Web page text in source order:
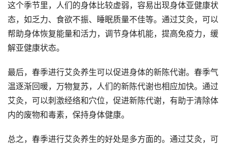
这个季节里，人们的身体比较虚弱，容易出现身体亚健康状
态，如乏力、食欲不振、睡眠质量不佳等。通过艾灸，可以
帮助身体恢复能量和活力，调节身体机能，提高免疫力，缓
解亚健康状态。
最后，春季进行艾灸养生可以促进身体的新陈代谢。春季气
温逐渐回暖，万物复苏，人们的新陈代谢也相应加快。通过
艾灸，可以刺激经络和穴位，促进新陈代谢，有助于清除体
内的废物和毒素，保持身体健康。
总之，春季进行艾灸养生的好处是多方面的。通过艾灸，可